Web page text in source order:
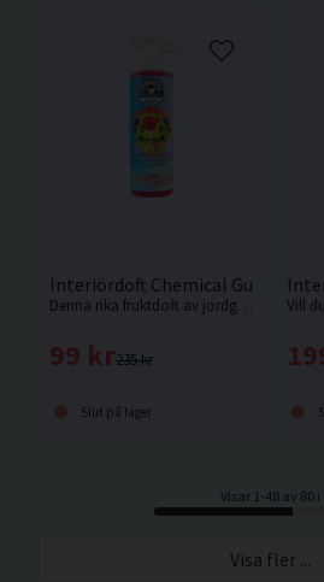
Interiördoft Chemical Guys
Denna rika fruktdoft av jordgubbar berikar vilken plats som helst vare sig det är sommarstugan, butiken, bilen eller båten.
235 kr
99 kr
Slut på lager
Visar 1-48 av 80 i
Visa fler ...